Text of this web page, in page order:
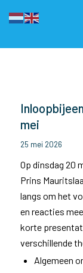
mei
25 mei 2026
Op dinsdag 20
Prins
langs om het
en reacties
korte
verschillende
Algemeen